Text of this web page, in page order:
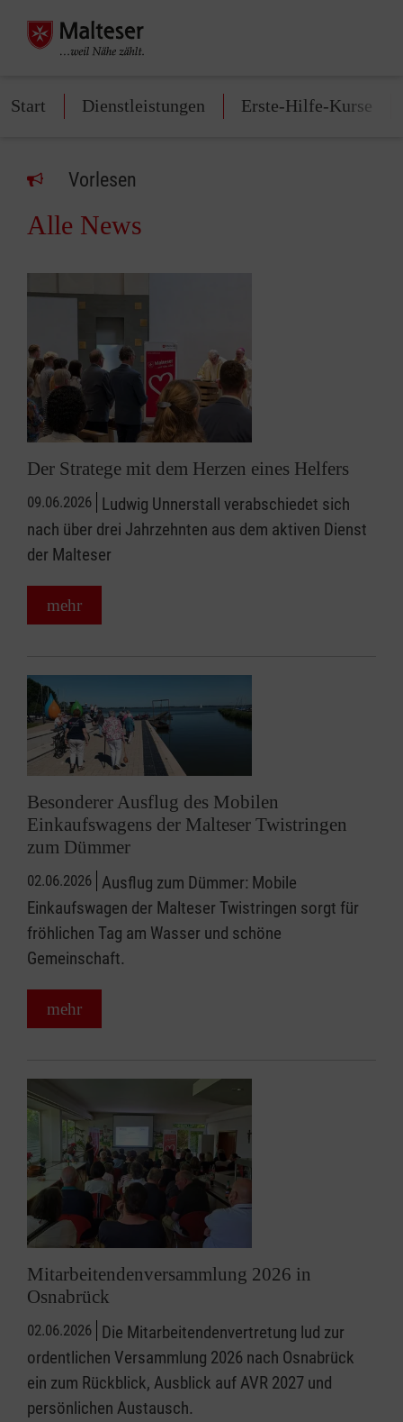
Start Dienstleistungen Erste-Hilfe-Kurse
Vorlesen
Alle News
Der Stratege mit dem Herzen eines Helfers
09.06.2026 Ludwig Unnerstall verabschiedet sich
nach über drei Jahrzehnten aus dem aktiven Dienst
der Malteser
mehr
Besonderer Ausflug des Mobilen
Einkaufswagens der Malteser Twistringen
zum Dümmer
02.06.2026 Ausflug zum Dümmer: Mobile
Einkaufswagen der Malteser Twistringen sorgt für
fröhlichen Tag am Wasser und schöne
Gemeinschaft.
mehr
Mitarbeitendenversammlung 2026 in
Osnabrück
02.06.2026 Die Mitarbeitendenvertretung lud zur
ordentlichen Versammlung 2026 nach Osnabrück
ein zum Rückblick, Ausblick auf AVR 2027 und
persönlichen Austausch.